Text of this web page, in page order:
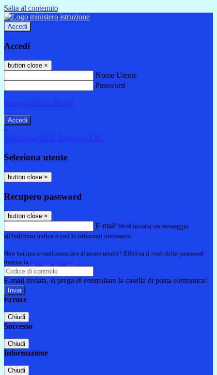
Salta al contenuto
Accedi
Accedi
button close ×
Nome Utente
Password
Password dimenticata?
-
Entra con SPID
Entra con CIE
Seleziona utente
button close ×
Recupero password
button close ×
E-mail Verrà inviato un messaggio
all'indirizzo indicato con le istruzioni necessarie.
Non hai una e-mail associata al nome utente? Effettua il reset della password
tramite la Login Spaggiari
E-mail inviata, si prega di controllare la casella di posta elettronica!
Errore
Chiudi
Successo
Chiudi
Informazione
Chiudi